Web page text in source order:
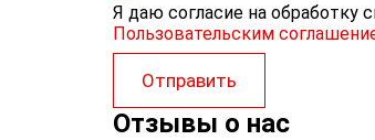
Я даю согласие на обработку
Пользовательским
Отправить
Отзывы о нас